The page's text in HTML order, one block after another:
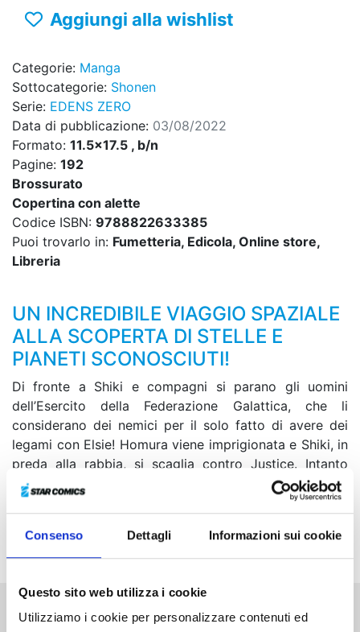
Consenso Dettagli Informazioni sui cookie
Questo sito web utilizza i cookie
Utilizziamo i cookie per personalizzare contenuti ed
Aggiungi alla wishlist
Categorie: Manga
Sottocategorie: Shonen
Serie: EDENS ZERO
Data di pubblicazione: 03/08/2022
Formato: 11.5x17.5 , b/n
Pagine: 192
Brossurato
Copertina con alette
Codice ISBN: 9788822633385
Puoi trovarlo in: Fumetteria, Edicola, Online store,
Libreria
UN INCREDIBILE VIAGGIO SPAZIALE
ALLA SCOPERTA DI STELLE E
PIANETI SCONOSCIUTI!
Di fronte a Shiki e compagni si parano gli uomini
dell’Esercito della Federazione Galattica, che li
considerano dei nemici per il solo fatto di avere dei
legami con Elsie! Homura viene imprigionata e Shiki, in
preda alla rabbia, si scaglia contro Justice. Intanto
Hermit, che si è diretta con Weisz al server satellitare
da cui proviene il virus che ha fatto impazzire le
del passato...